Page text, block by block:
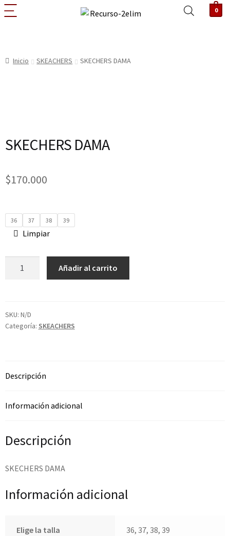
0
Inicio SKEACHERS SKECHERS DAMA
SKECHERS DAMA
$170.000
36 37 38 39
Limpiar
Añadir al carrito
SKU: N/D
Categoría: SKEACHERS
Descripción
Información adicional
Descripción
SKECHERS DAMA
Información adicional
Elige la talla 36, 37, 38, 39